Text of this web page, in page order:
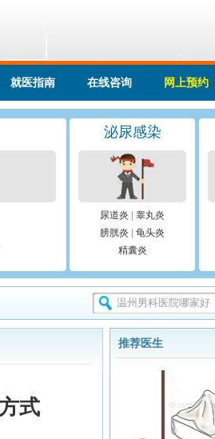
就医指南 在线咨询 网上预约
泌尿感染
尿道炎
睾丸炎
膀胱炎
龟头炎
精囊炎
式
推荐医生